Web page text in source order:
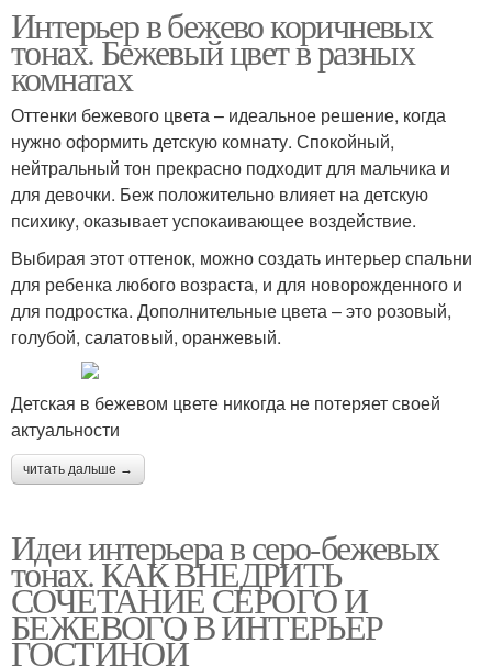
Интерьер в бежево коричневых
тонах. Бежевый цвет в разных
комнатах
Оттенки бежевого цвета – идеальное решение, когда
нужно оформить детскую комнату. Спокойный,
нейтральный тон прекрасно подходит для мальчика и
для девочки. Беж положительно влияет на детскую
психику, оказывает успокаивающее воздействие.
Выбирая этот оттенок, можно создать интерьер спальни
для ребенка любого возраста, и для новорожденного и
для подростка. Дополнительные цвета – это розовый,
голубой, салатовый, оранжевый.
Детская в бежевом цвете никогда не потеряет своей
актуальности
читать дальше →
Идеи интерьера в серо-бежевых
тонах. КАК ВНЕДРИТЬ
СОЧЕТАНИЕ СЕРОГО И
БЕЖЕВОГО В ИНТЕРЬЕР
ГОСТИНОЙ